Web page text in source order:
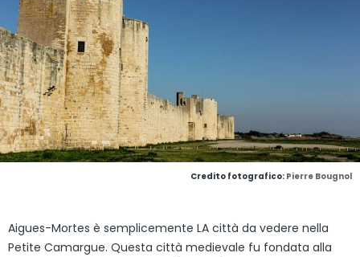
Credito fotografico: Pierre Bougnol
Aigues-Mortes è semplicemente LA città da vedere nella
Petite Camargue. Questa città medievale fu fondata alla